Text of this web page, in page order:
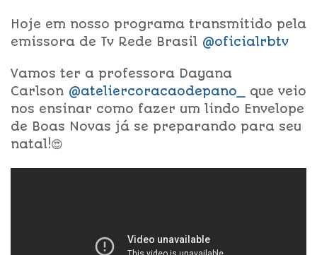
Hoje em nosso programa transmitido pela
emissora de Tv Rede Brasil @oficialrbtv
Vamos ter a professora Dayana
Carlson @ateliercoracaodepano_
que veio
nos ensinar como fazer um lindo Envelope
de Boas Novas já se preparando para seu
natal!😍